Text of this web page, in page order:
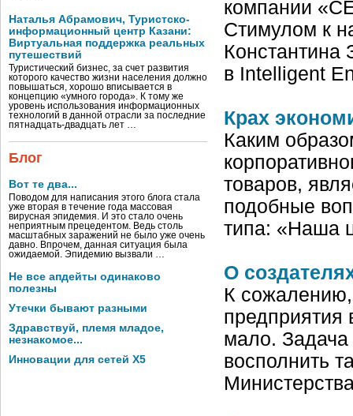
Наталья Абрамович, Туристско-
информационный центр Казани:
Виртуальная поддержка реальных
путешествий
Туристический бизнес, за счет развития
которого качество жизни населения должно
повышаться, хорошо вписывается в
концепцию «умного города». К тому же
уровень использования информационных
технологий в данной отрасли за последние
пятнадцать-двадцать лет …
Блог
Вот те два...
Поводом для написания этого блога стала
уже вторая в течение года массовая
вирусная эпидемия. И это стало очень
неприятным прецедентом. Ведь столь
масштабных заражений не было уже очень
давно. Впрочем, данная ситуация была
ожидаемой. Эпидемию вызвали …
Не все апдейты одинаково
полезны
Утечки бывают разными
Здравствуй, племя младое,
незнакомое...
Инновации для сетей X5
компании
Стимулом к
Константина
в Intelligent
Крах
Каким
товаров,
подобные
типа: «Наша
О
К
предприятия
мало. Задача
восполнить